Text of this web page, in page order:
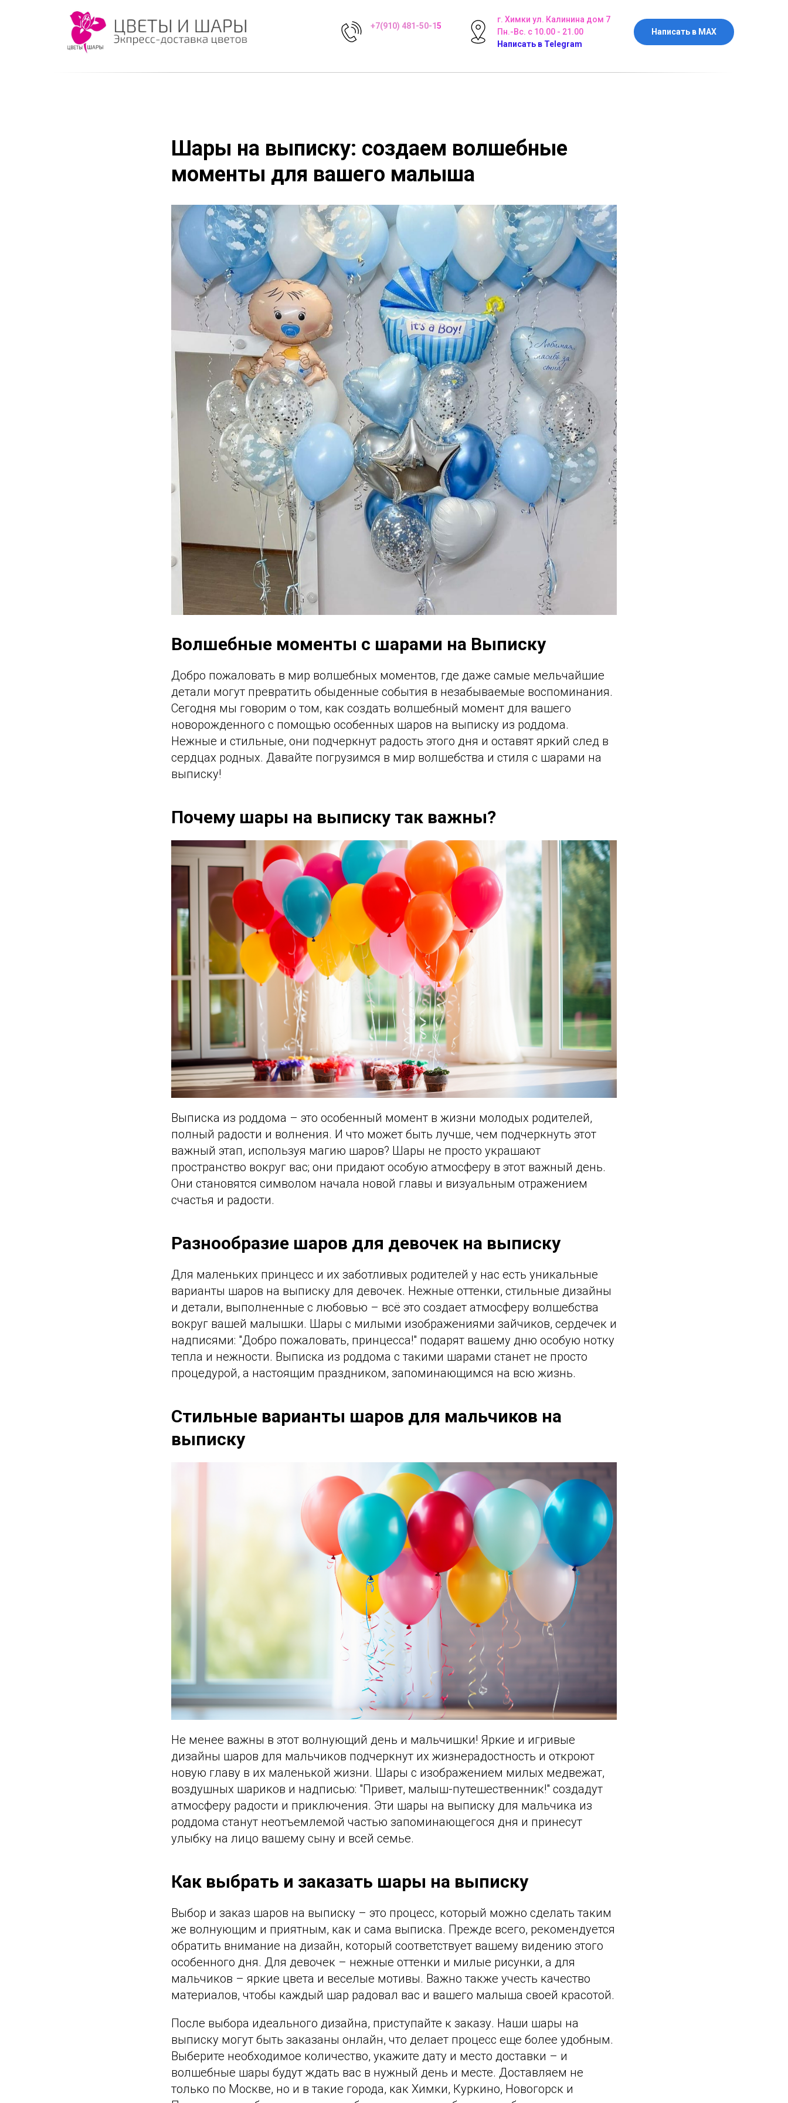
+7(910) 481-50-15
г. Химки ул. Калинина дом 7
Пн.-Вс. с 10.00 - 21.00
Написать в Telegram
Написать в MAX
Шары на выписку: создаем волшебные
моменты для вашего малыша
Волшебные моменты с шарами на Выписку
Добро пожаловать в мир волшебных моментов, где даже самые мельчайшие
детали могут превратить обыденные события в незабываемые воспоминания.
Сегодня мы говорим о том, как создать волшебный момент для вашего
новорожденного с помощью особенных шаров на выписку из роддома.
Нежные и стильные, они подчеркнут радость этого дня и оставят яркий след в
сердцах родных. Давайте погрузимся в мир волшебства и стиля с шарами на
выписку!
Почему шары на выписку так важны?
Выписка из роддома – это особенный момент в жизни молодых родителей,
полный радости и волнения. И что может быть лучше, чем подчеркнуть этот
важный этап, используя магию шаров? Шары не просто украшают
пространство вокруг вас; они придают особую атмосферу в этот важный день.
Они становятся символом начала новой главы и визуальным отражением
счастья и радости.
Разнообразие шаров для девочек на выписку
Для маленьких принцесс и их заботливых родителей у нас есть уникальные
варианты шаров на выписку для девочек. Нежные оттенки, стильные дизайны
и детали, выполненные с любовью – всё это создает атмосферу волшебства
вокруг вашей малышки. Шары с милыми изображениями зайчиков, сердечек и
надписями: "Добро пожаловать, принцесса!" подарят вашему дню особую нотку
тепла и нежности. Выписка из роддома с такими шарами станет не просто
процедурой, а настоящим праздником, запоминающимся на всю жизнь.
Стильные варианты шаров для мальчиков на
выписку
Не менее важны в этот волнующий день и мальчишки! Яркие и игривые
дизайны шаров для мальчиков подчеркнут их жизнерадостность и откроют
новую главу в их маленькой жизни. Шары с изображением милых медвежат,
воздушных шариков и надписью: "Привет, малыш-путешественник!" создадут
атмосферу радости и приключения. Эти шары на выписку для мальчика из
роддома станут неотъемлемой частью запоминающегося дня и принесут
улыбку на лицо вашему сыну и всей семье.
Как выбрать и заказать шары на выписку
Выбор и заказ шаров на выписку – это процесс, который можно сделать таким
же волнующим и приятным, как и сама выписка. Прежде всего, рекомендуется
обратить внимание на дизайн, который соответствует вашему видению этого
особенного дня. Для девочек – нежные оттенки и милые рисунки, а для
мальчиков – яркие цвета и веселые мотивы. Важно также учесть качество
материалов, чтобы каждый шар радовал вас и вашего малыша своей красотой.
После выбора идеального дизайна, приступайте к заказу. Наши шары на
выписку могут быть заказаны онлайн, что делает процесс еще более удобным.
Выберите необходимое количество, укажите дату и место доставки – и
волшебные шары будут ждать вас в нужный день и месте. Доставляем не
только по Москве, но и в такие города, как Химки, Куркино, Новогорск и